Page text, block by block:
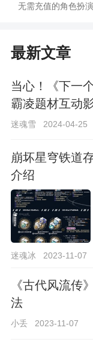
最新文章
当心！《下一
霸凌题材互动
秘面纱
迷魂雪 2024-04-25
崩坏星穹铁道
介绍
迷魂冰 2023-11-07
《古代风流传
法
小丢 2023-11-07